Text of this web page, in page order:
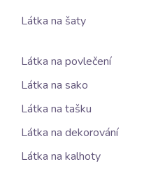
Látka na šaty
Látka na povlečení
Látka na sako
Látka na tašku
Látka na dekorování
Látka na kalhoty